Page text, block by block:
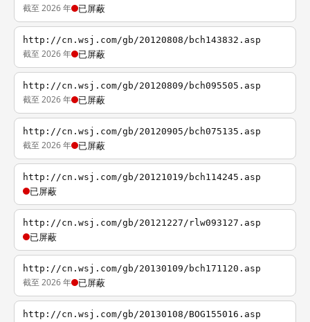
截至 2026 年 已屏蔽
http://cn.wsj.com/gb/20120808/bch143832.asp
截至 2026 年 已屏蔽
http://cn.wsj.com/gb/20120809/bch095505.asp
截至 2026 年 已屏蔽
http://cn.wsj.com/gb/20120905/bch075135.asp
截至 2026 年 已屏蔽
http://cn.wsj.com/gb/20121019/bch114245.asp
已屏蔽
http://cn.wsj.com/gb/20121227/rlw093127.asp
已屏蔽
http://cn.wsj.com/gb/20130109/bch171120.asp
截至 2026 年 已屏蔽
http://cn.wsj.com/gb/20130108/BOG155016.asp